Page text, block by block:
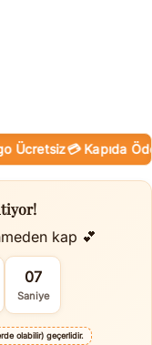
💳 Kapıda
kap 💕
06
Saniye
olabilir) geçerlidir.